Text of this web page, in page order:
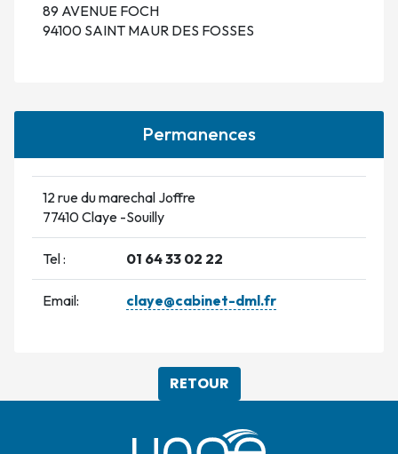
89 AVENUE FOCH
94100 SAINT MAUR DES FOSSES
Permanences
12 rue du marechal Joffre
77410 Claye -Souilly
Tel : 01 64 33 02 22
Email: claye@cabinet-dml.fr
RETOUR